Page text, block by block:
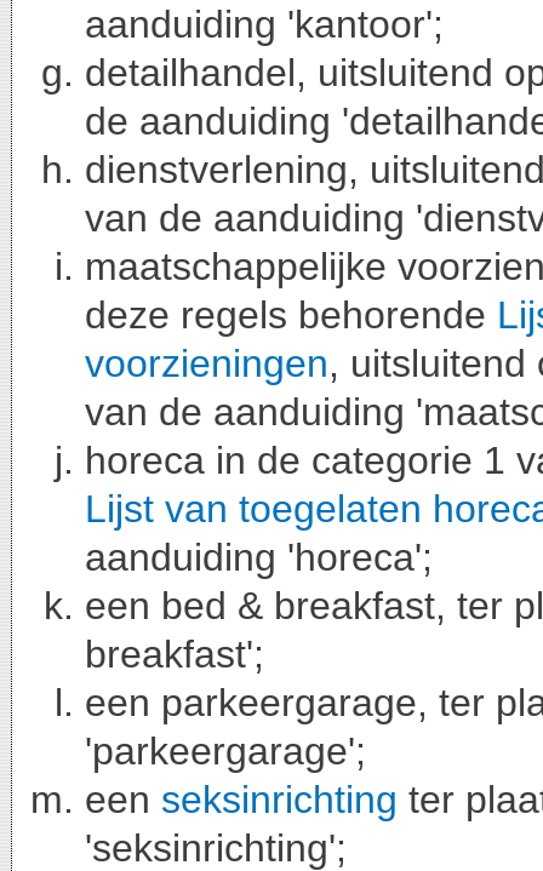
aanduiding 'kantoor';
detailhandel, uitsluitend
de aanduiding
dienstverlening,
van de aanduiding
maatschappelijke
deze regels behorende
voorzieningen, uitsluitend
van de aanduiding
horeca in de categorie 1
Lijst van toegelaten
aanduiding 'horeca';
een bed & breakfast, ter
breakfast';
een parkeergarage, ter
'parkeergarage';
een seksinrichting ter
'seksinrichting';